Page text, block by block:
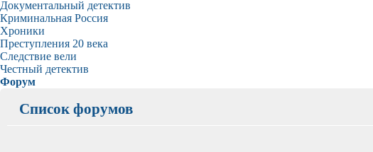
Документальный детектив
Криминальная Россия
Хроники
Преступления 20 века
Следствие вели
Честный детектив
Форум
Список форумов